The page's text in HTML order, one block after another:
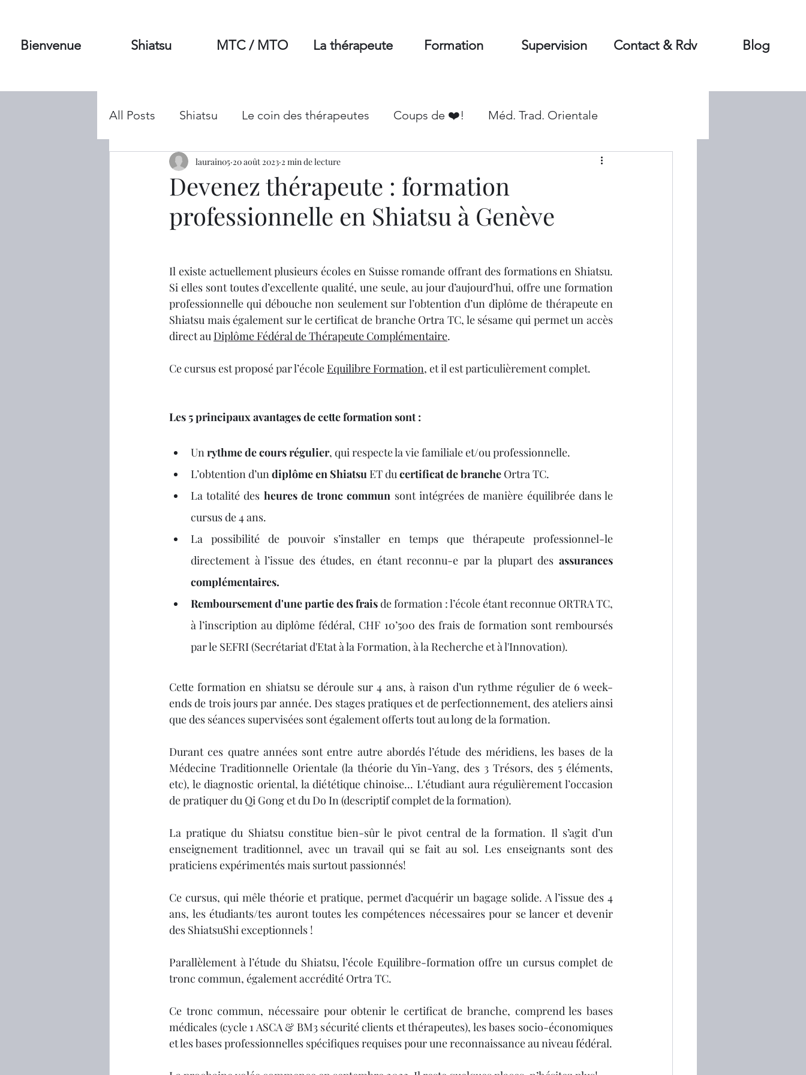
Bienvenue Shiatsu MTC / MTO La thérapeute Formation Supervision Contact & Rdv Blog
All Posts Shiatsu Le coin des thérapeutes Coups de ❤️! Méd. Trad. Orientale
Prévention & santé Divers
Devenez thérapeute : formation
professionnelle en Shiatsu à Genève
laurain05 20 août 2023 2 min de lecture
Il existe actuellement plusieurs écoles en Suisse romande offrant des formations en Shiatsu.
Si elles sont toutes d’excellente qualité, une seule, au jour d’aujourd’hui, offre une formation
professionnelle qui débouche non seulement sur l’obtention d’un diplôme de thérapeute en
Shiatsu mais également sur le certificat de branche Ortra TC, le sésame qui permet un accès
direct au Diplôme Fédéral de Thérapeute Complémentaire.
Ce cursus est proposé par l’école Equilibre Formation, et il est particulièrement complet.
Les 5 principaux avantages de cette formation sont :
Un rythme de cours régulier, qui respecte la vie familiale et/ou professionnelle.
L’obtention d’un diplôme en Shiatsu ET du certificat de branche Ortra TC.
La totalité des heures de tronc commun sont intégrées de manière équilibrée dans le
cursus de 4 ans.
La possibilité de pouvoir s’installer en temps que thérapeute professionnel-le
directement à l’issue des études, en étant reconnu-e par la plupart des assurances
complémentaires.
Remboursement d'une partie des frais de formation : l’école étant reconnue ORTRA TC,
à l’inscription au diplôme fédéral, CHF 10’500 des frais de formation sont remboursés
par le SEFRI (Secrétariat d'Etat à la Formation, à la Recherche et à l'Innovation).
Cette formation en shiatsu se déroule sur 4 ans, à raison d’un rythme régulier de 6 week-
ends de trois jours par année. Des stages pratiques et de perfectionnement, des ateliers ainsi
que des séances supervisées sont également offerts tout au long de la formation.
Durant ces quatre années sont entre autre abordés l’étude des méridiens, les bases de la
Médecine Traditionnelle Orientale (la théorie du Yin-Yang, des 3 Trésors, des 5 éléments,
etc), le diagnostic oriental, la diététique chinoise... L’étudiant aura régulièrement l’occasion
de pratiquer du Qi Gong et du Do In (descriptif complet de la formation).
La pratique du Shiatsu constitue bien-sûr le pivot central de la formation. Il s’agit d’un
enseignement traditionnel, avec un travail qui se fait au sol. Les enseignants sont des
praticiens expérimentés mais surtout passionnés!
Ce cursus, qui mêle théorie et pratique, permet d’acquérir un bagage solide. A l’issue des 4
ans, les étudiants/tes auront toutes les compétences nécessaires pour se lancer et devenir
des ShiatsuShi exceptionnels !
Parallèlement à l’étude du Shiatsu, l’école Equilibre-formation offre un cursus complet de
tronc commun, également accrédité Ortra TC.
Ce tronc commun, nécessaire pour obtenir le certificat de branche, comprend les bases
médicales (cycle 1 ASCA & BM3 sécurité clients et thérapeutes), les bases socio-économiques
et les bases professionnelles spécifiques requises pour une reconnaissance au niveau fédéral.